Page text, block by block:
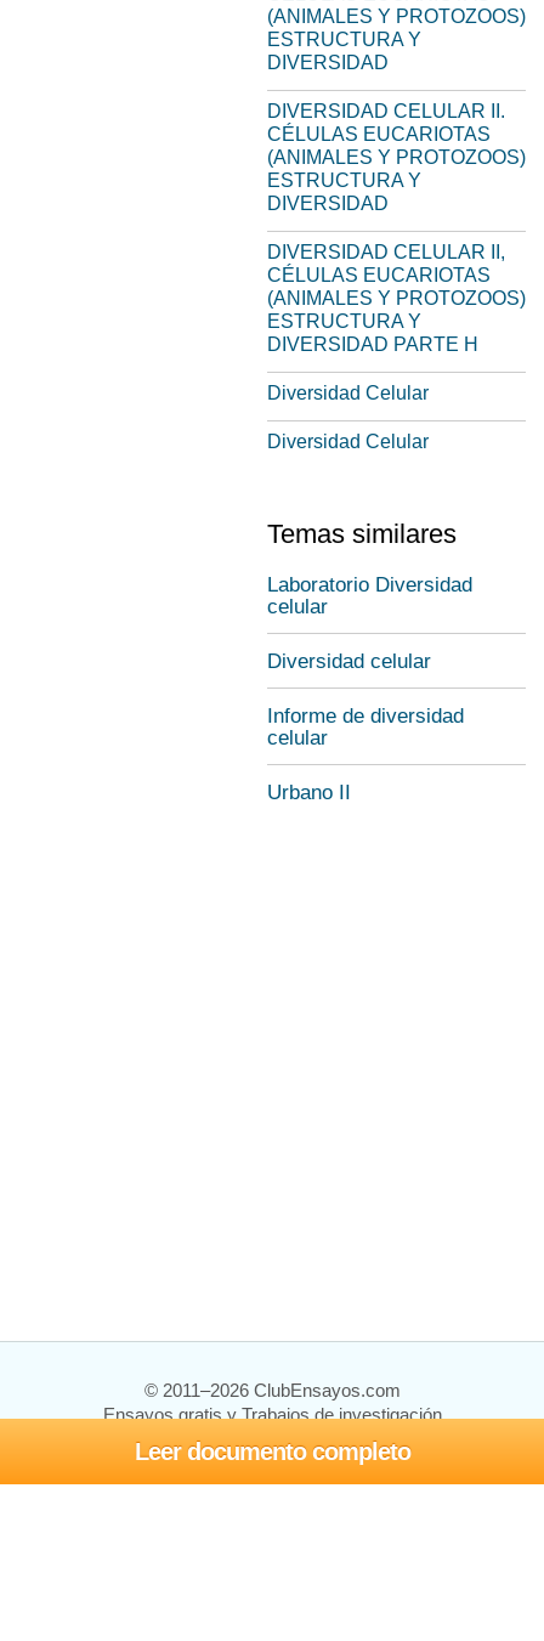
Leer documento completo
(ANIMALES Y PROTOZOOS)
ESTRUCTURA Y
DIVERSIDAD
DIVERSIDAD CELULAR II.
CÉLULAS EUCARIOTAS
(ANIMALES Y PROTOZOOS)
ESTRUCTURA Y
DIVERSIDAD
DIVERSIDAD CELULAR II,
CÉLULAS EUCARIOTAS
(ANIMALES Y PROTOZOOS)
ESTRUCTURA Y
DIVERSIDAD PARTE H
Diversidad Celular
Diversidad Celular
Temas similares
Laboratorio Diversidad
celular
Diversidad celular
Informe de diversidad
celular
Urbano II
© 2011–2026 ClubEnsayos.com
Ensayos gratis y Trabajos de investigación